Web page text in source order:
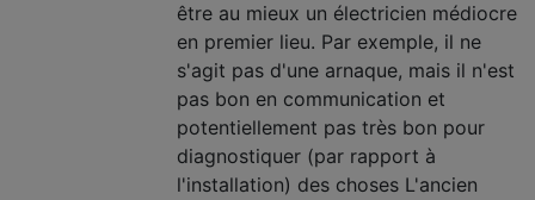
être au mieux un électricien médiocre
en premier lieu. Par exemple, il ne
s'agit pas d'une arnaque, mais il n'est
pas bon en communication et
potentiellement pas très bon pour
diagnostiquer (par rapport à
l'installation) des choses L'ancien